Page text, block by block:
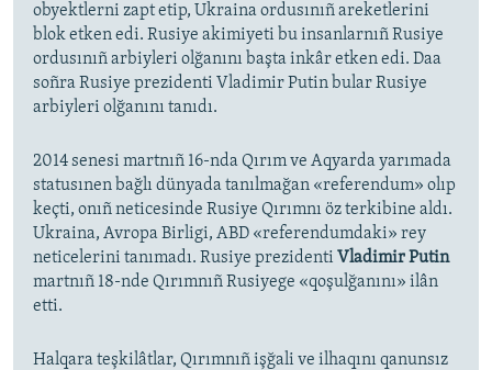
obyektlerni zapt etip, Ukraina ordusınıñ areketlerini
blok etken edi. Rusiye akimiyeti bu insanlarnıñ Rusiye
ordusınıñ arbiyleri olğanını başta inkâr etken edi. Daa
soñra Rusiye prezidenti Vladimir Putin bular Rusiye
arbiyleri olğanını tanıdı.
2014 senesi martnıñ 16-nda Qırım ve Aqyarda yarımada
statusınen bağlı dünyada tanılmağan «referendum» olıp
keçti, onıñ neticesinde Rusiye Qırımnı öz terkibine aldı.
Ukraina, Avropa Birligi, ABD «referendumdaki» rey
neticelerini tanımadı. Rusiye prezidenti Vladimir Putin
martnıñ 18-nde Qırımnıñ Rusiyege «qoşulğanını» ilân
etti.
Halqara teşkilâtlar, Qırımnıñ işğali ve ilhaqını qanunsız